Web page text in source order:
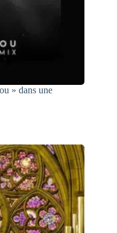
» dans une